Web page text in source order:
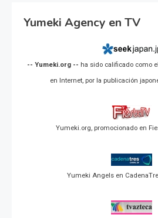
Yumeki Agency en TV
-- Yumeki.org -- ha sido calificado como
en Internet, por la publicación
Yumeki.org, promocionado en
Yumeki Angels en